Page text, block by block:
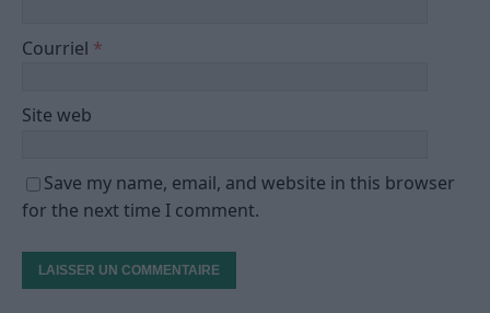
Courriel *
Site web
Save my name, email, and website in this browser
for the next time I comment.